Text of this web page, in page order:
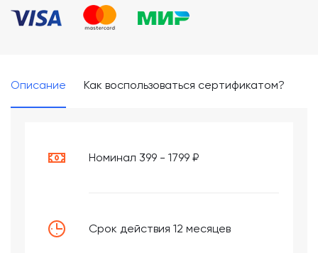
Описание Как воспользоваться сертификатом?
Номинал 399 - 1799 ₽
Срок действия 12 месяцев